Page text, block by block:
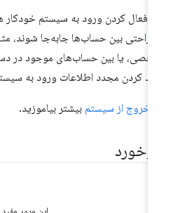
کردن ورود به سیستم خودکار
راحتی بین حساب‌ها جابه‌جا شوند، مثلاً
یا بین حساب‌های موجود در
کردن مجدد اطلاعات ورود به سیستم.
خروج از سیستمبیشتر بیاموزید.
این مرور مفید بود؟